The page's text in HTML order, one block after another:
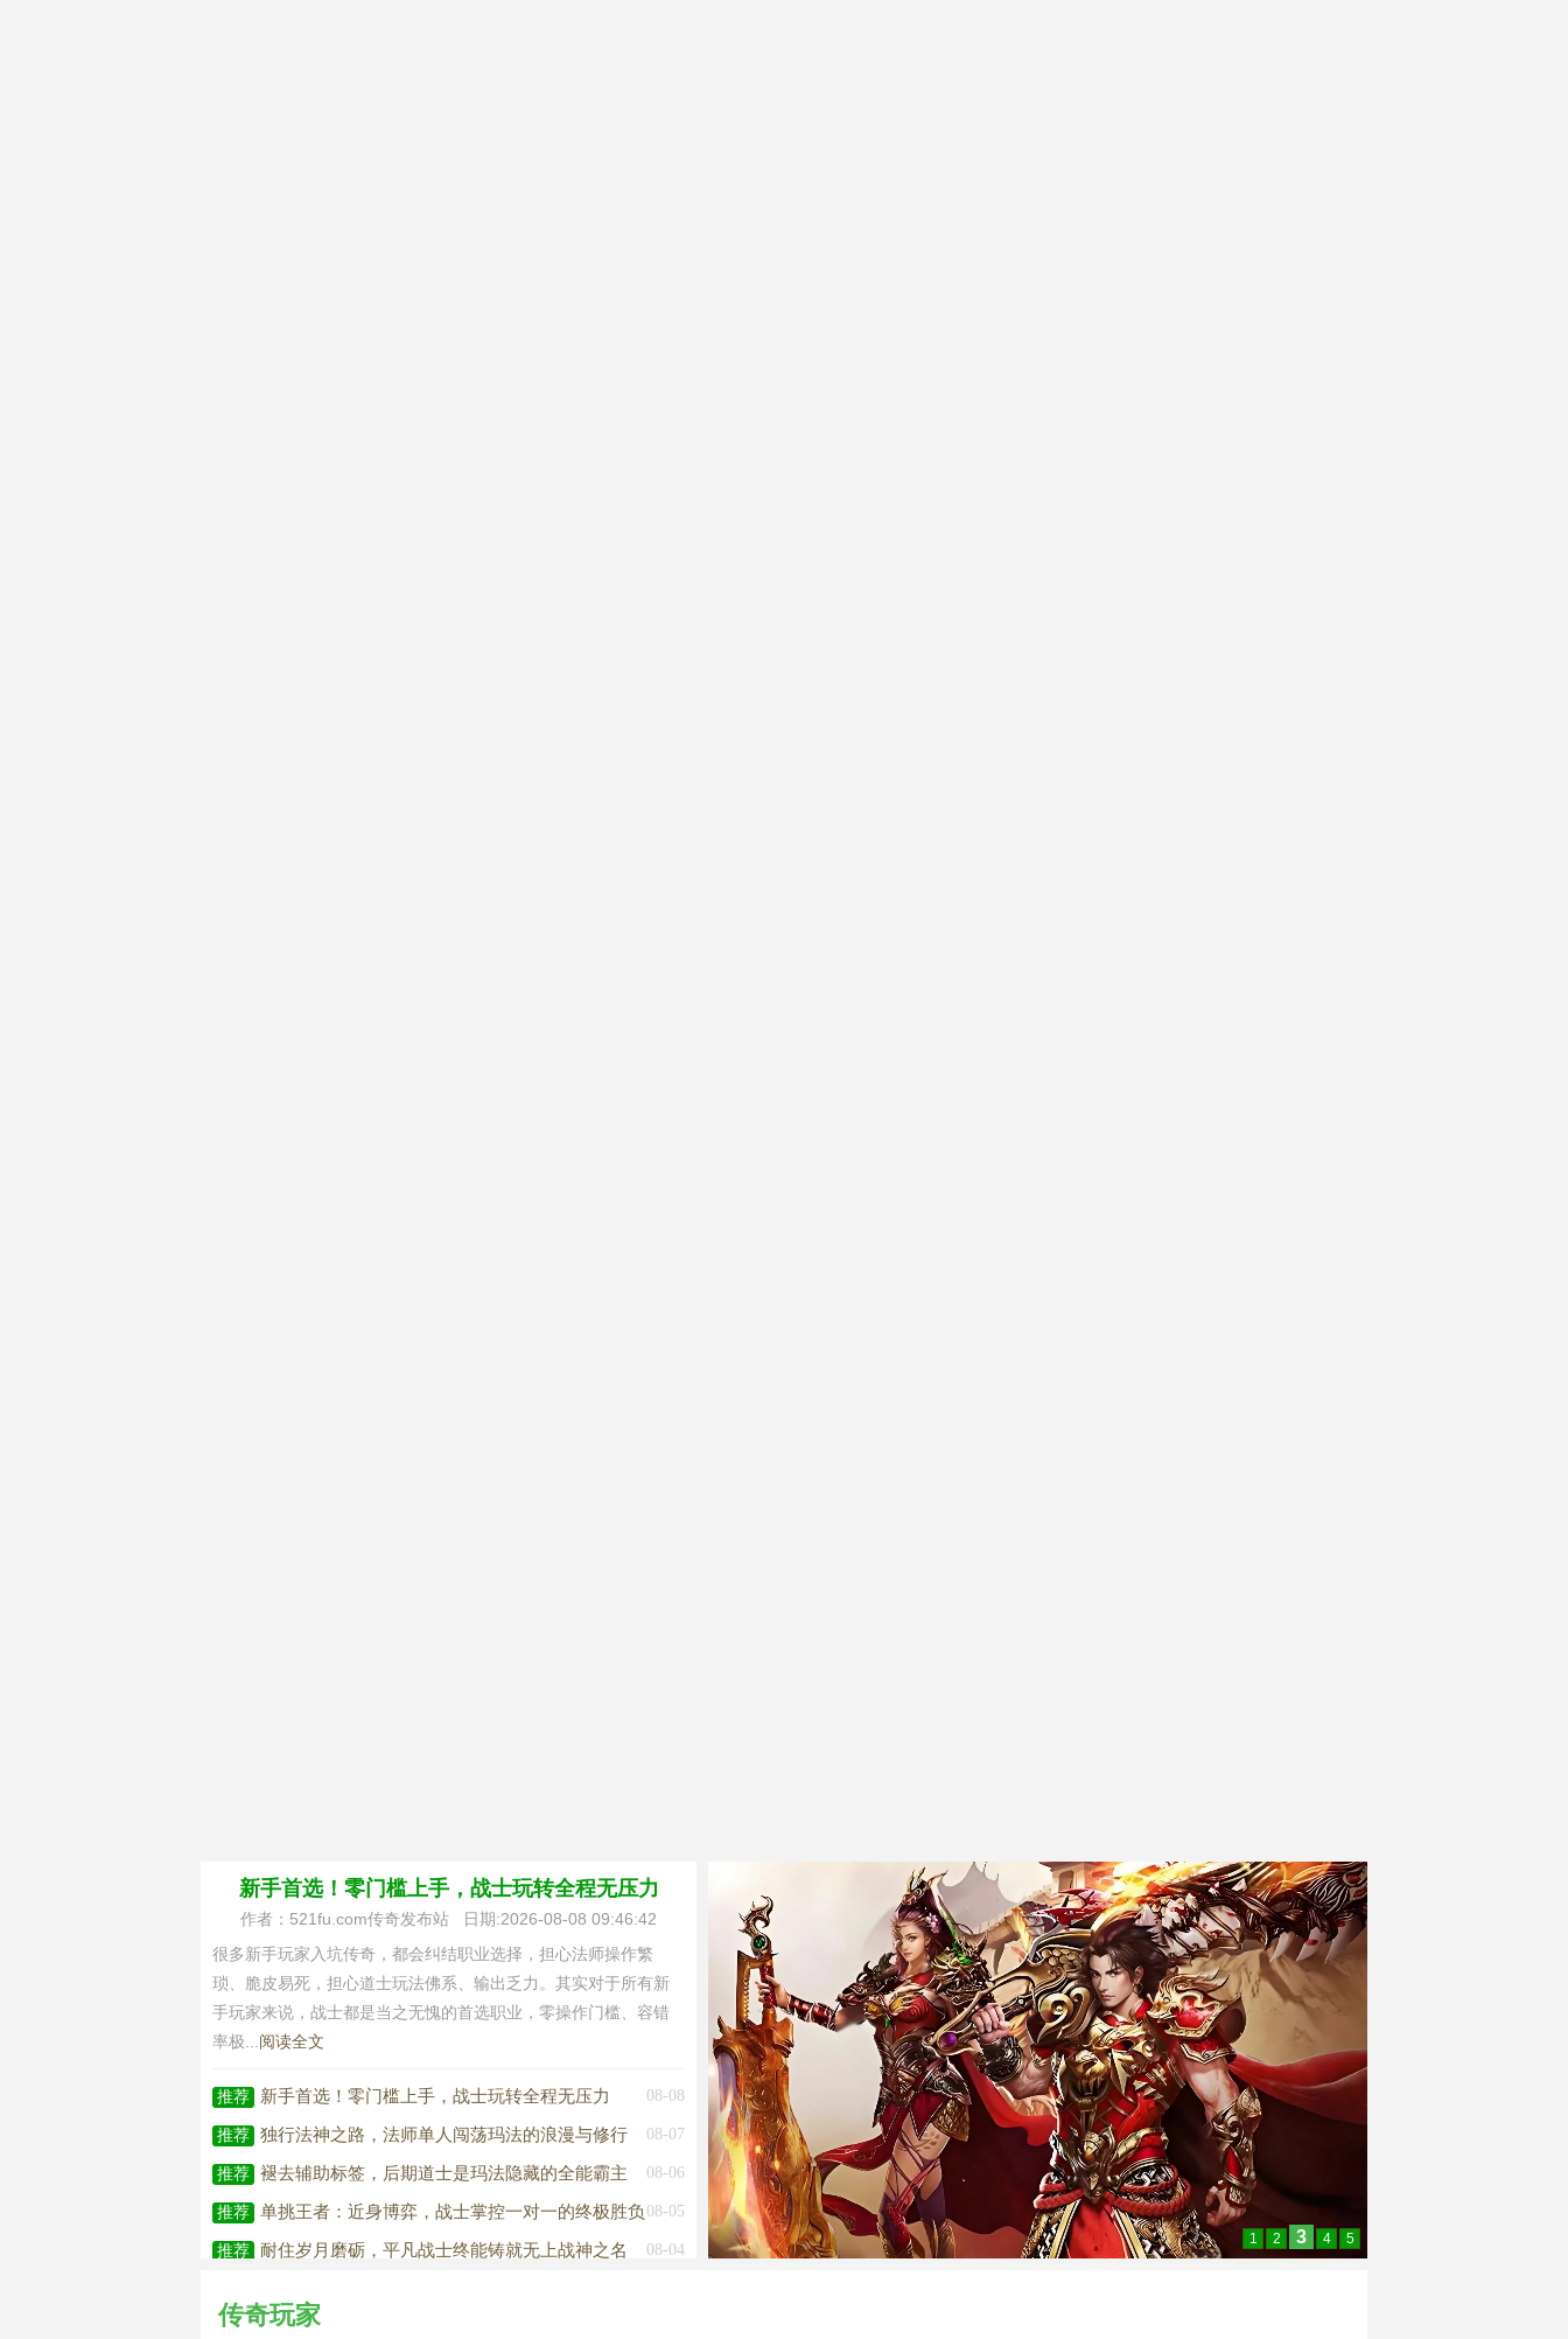
1 2 3 4 5
新手首选！零门槛上手，战士玩转全程无压力
作者：521fu.com传奇发布站 日期:2026-08-08 09:46:42
很多新手玩家入坑传奇，都会纠结职业选择，担心法师操作繁
琐、脆皮易死，担心道士玩法佛系、输出乏力。其实对于所有新
手玩家来说，战士都是当之无愧的首选职业，零操作门槛、容错
率极... 阅读全文
08-08
推荐 新手首选！零门槛上手，战士玩转全程无压力
08-07
推荐 独行法神之路，法师单人闯荡玛法的浪漫与修行
08-06
推荐 褪去辅助标签，后期道士是玛法隐藏的全能霸主
08-05
推荐 单挑王者：近身博弈，战士掌控一对一的终极胜负
08-04
推荐 耐住岁月磨砺，平凡战士终能铸就无上战神之名
传奇玩家